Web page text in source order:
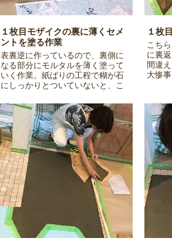
１枚目モザイクの裏に薄くセメ
ントを塗る作業
表裏逆に作っているので、裏側に
なる部分にモルタルを薄く塗って
いく作業。紙ばりの工程で糊が石
にしっかりとついていないと、こ
の段階で石が外れるので要注意で
す・・・
１枚
こち
に裏
間違
大惨